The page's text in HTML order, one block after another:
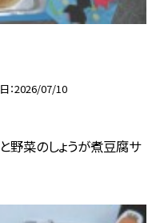
2026/07/10
野菜のしょうが煮豆腐サ